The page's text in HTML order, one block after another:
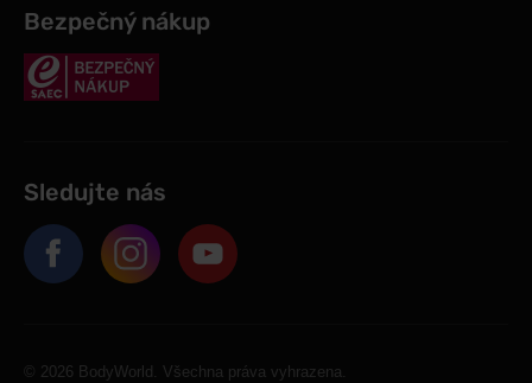
Bezpečný nákup
Sledujte nás
© 2026 BodyWorld. Všechna práva vyhrazena.